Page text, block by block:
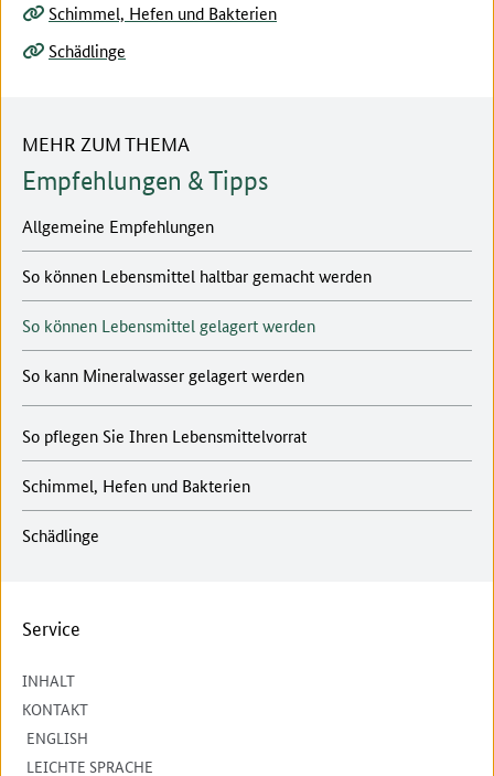
Schimmel, Hefen und Bakterien
Schädlinge
MEHR ZUM THEMA
Empfehlungen & Tipps
Allgemeine Empfehlungen
So können Lebensmittel haltbar gemacht werden
So können Lebensmittel gelagert werden
So kann Mineralwasser gelagert werden
So pflegen Sie Ihren Lebensmittelvorrat
Schimmel, Hefen und Bakterien
Schädlinge
Service
INHALT
KONTAKT
ENGLISH
LEICHTE SPRACHE